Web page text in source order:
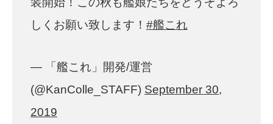
しくお願い致します！ #艦これ
— 「艦これ」開発/運営
(@KanColle_STAFF) September 30,
2019